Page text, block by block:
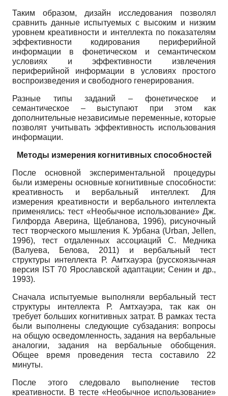
Таким образом, дизайн исследования позволял
сравнить данные испытуемых с высоким и низким
уровнем креативности и интеллекта по показателям
эффективности кодирования периферийной
информации в фонетическом и семантическом
условиях и эффективности извлечения
периферийной информации в условиях простого
воспроизведения и свободного генерирования.
Разные типы заданий – фонетическое и
семантическое – выступают при этом как
дополнительные независимые переменные, которые
позволят учитывать эффективность использования
информации.
Методы измерения когнитивных способностей
После основной экспериментальной процедуры
были измерены основные когнитивные способности:
креативность и вербальный интеллект. Для
измерения креативности и вербального интеллекта
применялись: тест «Необычное использование» Дж.
Гилфорда Аверина, Щебланова, 1996), рисуночный
тест творческого мышления К. Урбана (Urban, Jellen,
1996), тест отдаленных ассоциаций С. Медника
(Валуева, Белова, 2011) и вербальный тест
структуры интеллекта Р. Амтхауэра (русскоязычная
версия IST 70 Ярославской адаптации; Сенин и др.,
1993).
Сначала испытуемые выполняли вербальный тест
структуры интеллекта Р. Амтхауэра, так как он
требует больших когнитивных затрат. В рамках теста
были выполнены следующие субзадания: вопросы
на общую осведомленность, задания на вербальные
аналогии, задания на вербальные обобщения.
Общее время проведения теста составило 22
минуты.
После этого следовало выполнение тестов
креативности. В тесте «Необычное использование»